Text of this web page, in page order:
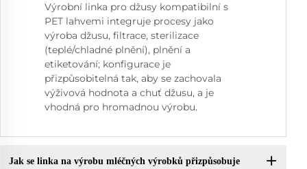
Výrobní linka pro džusy kompatibilní s
PET lahvemi integruje procesy jako
výroba džusu, filtrace, sterilizace
(teplé/chladné plnění), plnění a
etiketování; konfigurace je
přizpůsobitelná tak, aby se zachovala
výživová hodnota a chuť džusu, a je
vhodná pro hromadnou výrobu.
Jak se linka na výrobu mléčných výrobků přizpůsobuje